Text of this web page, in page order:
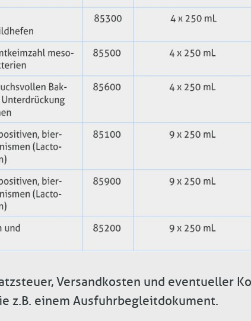
Versandkosten und eventueller
z.B. einem Ausfuhrbegleitdokument.